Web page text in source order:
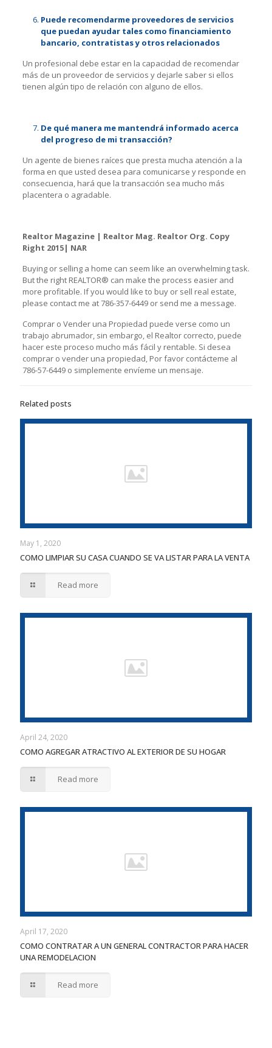
Puede recomendarme proveedores de servicios
que puedan ayudar tales como financiamiento
bancario, contratistas y otros relacionados
Un profesional debe estar en la capacidad de recomendar
más de un proveedor de servicios y dejarle saber si ellos
tienen algún tipo de relación con alguno de ellos.
De qué manera me mantendrá informado acerca
del progreso de mi transacción?
Un agente de bienes raíces que presta mucha atención a la
forma en que usted desea para comunicarse y responde en
consecuencia, hará que la transacción sea mucho más
placentera o agradable.
Realtor Magazine | Realtor Mag. Realtor Org. Copy
Right 2015| NAR
Buying or selling a home can seem like an overwhelming task.
But the right REАLTOR® can make the process easier and
more profitable. If you would like to buy or sell real estate,
please contact me at 786-357-6449 or send me a message.
Comprar o Vender una Propiedad puede verse como un
trabajo abrumador, sin embargo, el Realtor correcto, puede
hacer este proceso mucho más fácil y rentable. Si desea
comprar o vender una propiedad, Por favor contácteme al
786-57-6449 o simplemente envíeme un mensaje.
Related posts
May 1, 2020
COMO LIMPIAR SU CASA CUANDO SE VA LISTAR PARA LA VENTA
Read more
April 24, 2020
COMO AGREGAR ATRACTIVO AL EXTERIOR DE SU HOGAR
Read more
April 17, 2020
COMO CONTRATAR A UN GENERAL CONTRACTOR PARA HACER
UNA REMODELACION
Read more